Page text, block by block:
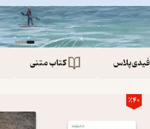
فیدی‌پلاس کتاب متنی
٪40